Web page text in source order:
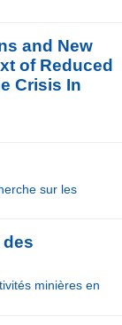
and New
of Reduced
Crisis In
sur les
des
minières en